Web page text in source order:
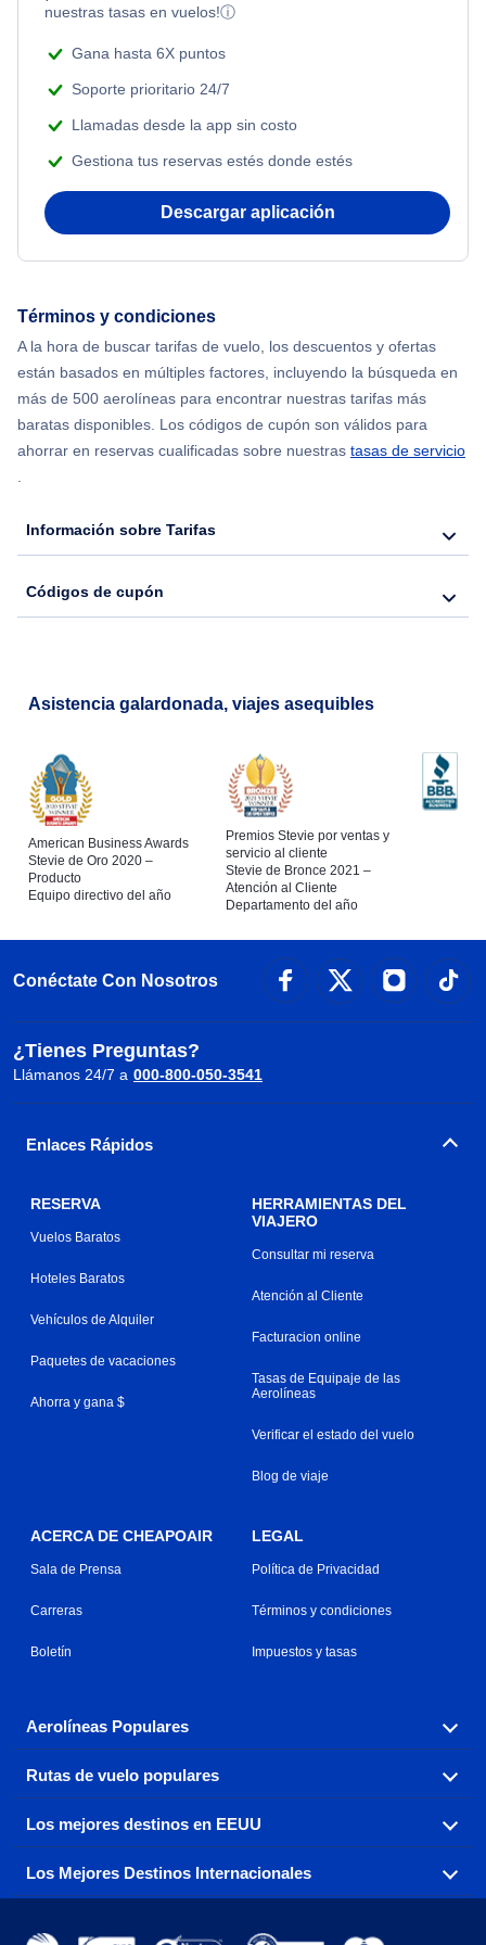
Flights from Nueva York to Estanbul
Flights from Nueva York to Mumbai
Flights from Shanghai to Nueva York
Flights from Nueva York to Hong Kong
Flights from Nueva York to Seúl
nuestras tasas en vuelos!ⓘ
Gana hasta 6X puntos
Soporte prioritario 24/7
Llamadas desde la app sin costo
Gestiona tus reservas estés donde estés
Descargar aplicación
Términos y condiciones
A la hora de buscar tarifas de vuelo, los descuentos y ofertas
están basados en múltiples factores, incluyendo la búsqueda en
más de 500 aerolíneas para encontrar nuestras tarifas más
baratas disponibles. Los códigos de cupón son válidos para
ahorrar en reservas cualificadas sobre nuestras tasas de servicio
.
Información sobre Tarifas
Códigos de cupón
Asistencia galardonada, viajes asequibles
American Business Awards
Stevie de Oro 2020 –
Producto
Equipo directivo del año
Premios Stevie por ventas y
servicio al cliente
Stevie de Bronce 2021 –
Atención al Cliente
Departamento del año
Conéctate Con Nosotros
¿Tienes Preguntas?
Llámanos 24/7 a 000-800-050-3541
Enlaces Rápidos
RESERVA
Vuelos Baratos
Hoteles Baratos
Vehículos de Alquiler
Paquetes de vacaciones
Ahorra y gana $
HERRAMIENTAS DEL
VIAJERO
Consultar mi reserva
Atención al Cliente
Facturacion online
Tasas de Equipaje de las
Aerolíneas
Verificar el estado del vuelo
Blog de viaje
ACERCA DE CHEAPOAIR
Sala de Prensa
Carreras
Boletín
LEGAL
Política de Privacidad
Términos y condiciones
Impuestos y tasas
Aerolíneas Populares
Explora nuestras opciones de tarifas aéreas baratas por
aerolínea, con más de 500 opciones para elegir.
Aeromexico
Air France Alaska Airlines
Rutas de vuelo populares
Reserva una de nuestras rutas de vuelo más populares
con tres sencillos clics.
Los mejores destinos en EEUU
Encuentra boletos de avión baratos a destinos
populares de los EEUU de costa a costa.
Los Mejores Destinos Internacionales